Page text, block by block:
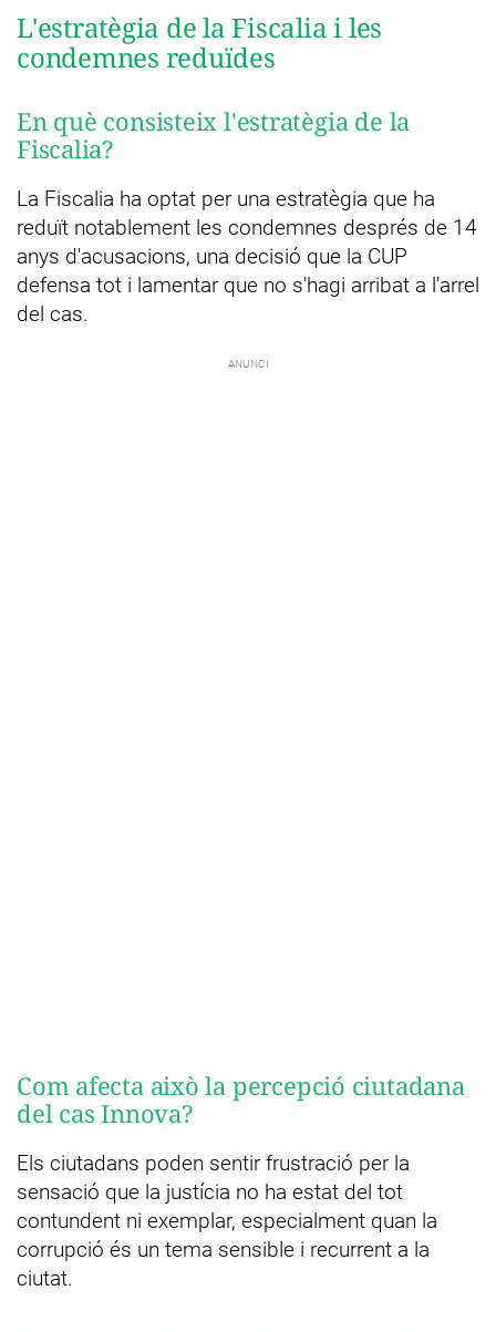
L'estratègia de la Fiscalia i les
condemnes reduïdes
En què consisteix l'estratègia de la
Fiscalia?
La Fiscalia ha optat per una estratègia que ha
reduït notablement les condemnes després de 14
anys d'acusacions, una decisió que la CUP
defensa tot i lamentar que no s'hagi arribat a l'arrel
del cas.
Com afecta això la percepció ciutadana
del cas Innova?
Els ciutadans poden sentir frustració per la
sensació que la justícia no ha estat del tot
contundent ni exemplar, especialment quan la
corrupció és un tema sensible i recurrent a la
ciutat.